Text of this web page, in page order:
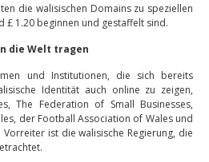
die walisischen Domains zu speziellen
£ 1.20 beginnen und gestaffelt sind.
die Welt tragen
und Institutionen, die sich bereits
Identität auch online zu zeigen,
The Federation of Small Businesses,
der Football Association of Wales und
ist die walisische Regierung, die